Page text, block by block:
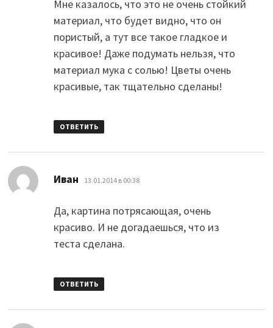
Мне казалось, что это не очень стойкий
материал, что будет видно, что он
пористый, а тут все такое гладкое и
красивое! Даже подумать нельзя, что
материал мука с солью! Цветы очень
красивые, так тщательно сделаны!
ОТВЕТИТЬ
Иван 13.01.2014 в 00:38
Да, картина потрясающая, очень
красиво. И не догадаешься, что из
теста сделана.
ОТВЕТИТЬ